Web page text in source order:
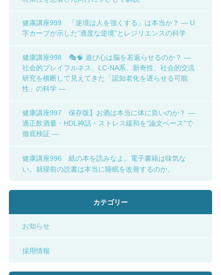
健康講座999 「逆境は人を強くする」は本当か？ ― U
字カーブが示した“適度な逆境”とレジリエンスの科学
健康講座998 🎭🧠 遊び心は脳を若返らせるのか？ ―
社会的プレイフルネス、LC-NA系、新奇性、社会的交流
研究を横断して見えてきた「認知老化を遅らせる可能
性」の科学 ―
健康講座997 保存版】お酒は本当に体に良いのか？ ―
適正飲酒量・HDL神話・ストレス緩和を“論文ベース”で
徹底検証 ―
健康講座996 紙の本を読みなよ。電子書籍は味気な
い。就寝前の読書は本当に睡眠を改善するのか。
カテゴリー
お知らせ
採用情報